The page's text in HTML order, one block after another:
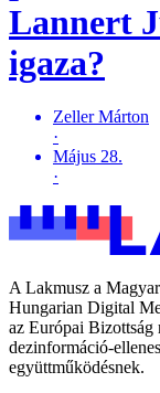
Lannert
igaza?
Zeller Márton
·
Május 28.
·
A Lakmusz a
Hungarian Digital
az Európai Bizottság
dezinformáció-
együttműködésnek.